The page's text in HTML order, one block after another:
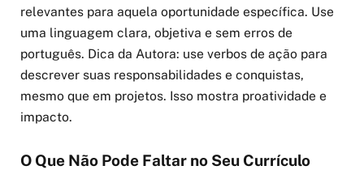
relevantes para aquela oportunidade específica. Use
uma linguagem clara, objetiva e sem erros de
português. Dica da Autora: use verbos de ação para
descrever suas responsabilidades e conquistas,
mesmo que em projetos. Isso mostra proatividade e
impacto.
O Que Não Pode Faltar no Seu Currículo